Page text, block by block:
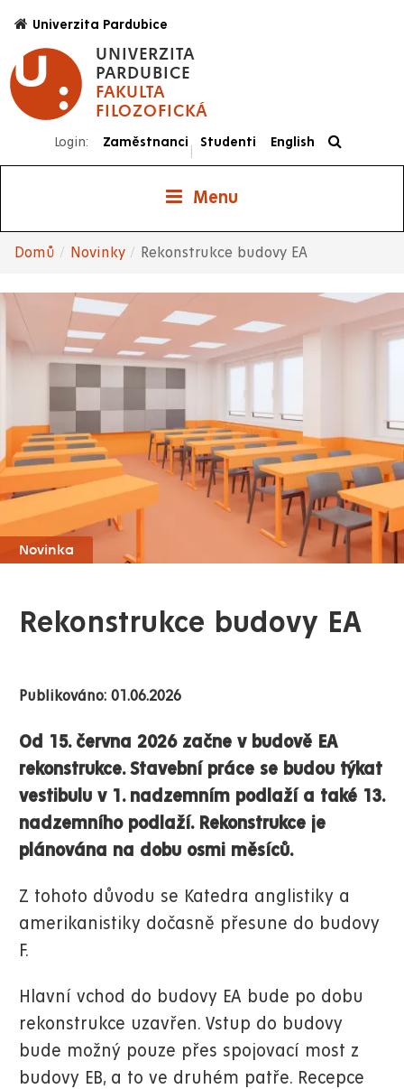
hlavnímu
obsahu
UNIVERZITA
PARDUBICE
FAKULTA
FILOZOFICKÁ
Univerzita Pardubice
Login: Zaměstnanci
|
Studenti English
Menu
navigace
Domů Novinky Rekonstrukce budovy EA
Novinka
Rekonstrukce budovy EA
Publikováno: 01.06.2026
Od 15. června 2026 začne v budově EA
rekonstrukce. Stavební práce se budou týkat
vestibulu v 1. nadzemním podlaží a také 13.
nadzemního podlaží. Rekonstrukce je
plánována na dobu osmi měsíců.
Z tohoto důvodu se Katedra anglistiky a
amerikanistiky dočasně přesune do budovy
F.
Hlavní vchod do budovy EA bude po dobu
rekonstrukce uzavřen. Vstup do budovy
bude možný pouze přes spojovací most z
budovy EB, a to ve druhém patře. Recepce